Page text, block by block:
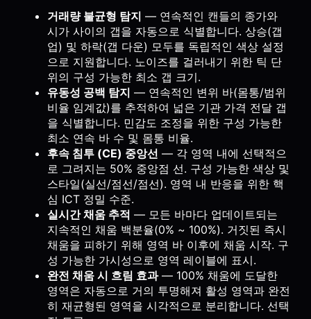
거래량 불균형 탐지 — 연속적인 캔들의 종가와
시가 사이의 갭을 자동으로 식별합니다. 상승(갭
업) 및 하락(갭 다운) 모두를 독립적인 색상 설정
으로 지원합니다. 노이즈를 걸러내기 위한 틱 단
위의 구성 가능한 최소 갭 크기.
유동성 공백 탐지 — 연속적인 변위 바(몸통/범위
비율 임계값)를 추적하여 넓은 기관 가격 전달 갭
을 식별합니다. 민감도 조정을 위한 구성 가능한
최소 연속 바 수 및 몸통 비율.
후속 침투 (CE) 중앙선 — 각 영역 내에 선택적으
로 그려지는 50% 중앙점 선. 구성 가능한 색상 및
스타일(실선/점선/점선). 영역 내 반응을 위한 핵
심 ICT 정밀 수준.
실시간 채움 추적 — 모든 바마다 업데이트되는
지속적인 채움 백분율(0% ~ 100%). 거짓된 즉시
채움을 피하기 위해 영역 바 이후에 채움 시작. 구
성 가능한 가시성으로 영역 레이블에 표시.
완전 채움 시 흐림 효과— 100% 채움에 도달한
영역은 자동으로 거의 투명해져 활성 영역과 완전
히 재균형된 영역을 시각적으로 분리합니다. 선택